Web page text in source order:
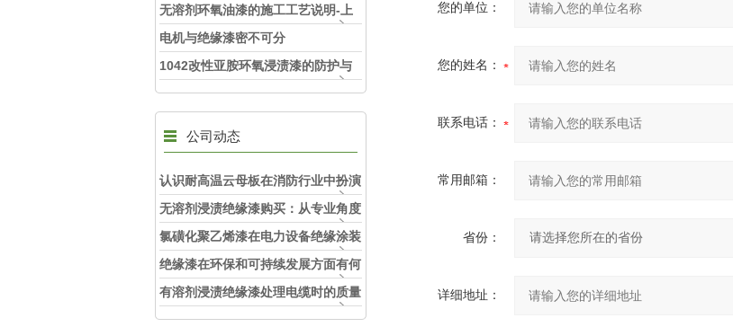
无溶剂环氧油漆的施工工艺说明-上
海旺徐电气
电机与绝缘漆密不可分
1042改性亚胺环氧浸渍漆的防护与
持久耐用
公司动态
认识耐高温云母板在消防行业中扮演
的角色
无溶剂浸渍绝缘漆购买：从专业角度
看如何选择
氯磺化聚乙烯漆在电力设备绝缘涂装
中的实际应用效果
绝缘漆在环保和可持续发展方面有何
考虑？
有溶剂浸渍绝缘漆处理电缆时的质量
和安全性考虑因素
您的单位：
您的姓名：
联系电话：
常用邮箱：
省份：
详细地址：